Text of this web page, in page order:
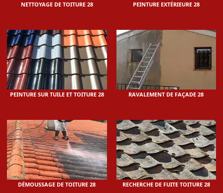
NETTOYAGE DE TOITURE 28 PEINTURE EXTÉRIEURE 28
PEINTURE SUR TUILE ET TOITURE 28 RAVALEMENT DE FAÇADE 28
DÉMOUSSAGE DE TOITURE 28 RECHERCHE DE FUITE TOITURE 28